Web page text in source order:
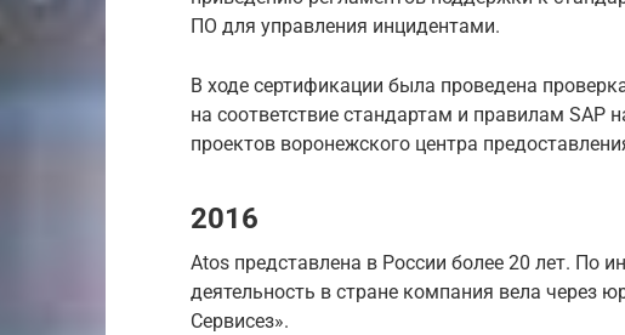
ПО для управления инцидентами.
В ходе сертификации была проведена
на соответствие стандартам и правилам SAP
проектов воронежского центра
2016
Atos представлена в России более 20 лет. По
деятельность в стране компания вела через
Сервисез».